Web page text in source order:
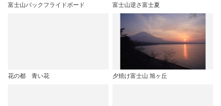
富士山バックフライドボード 富士山逆さ富士夏
花の都 青い花 夕焼け富士山 旭ヶ丘